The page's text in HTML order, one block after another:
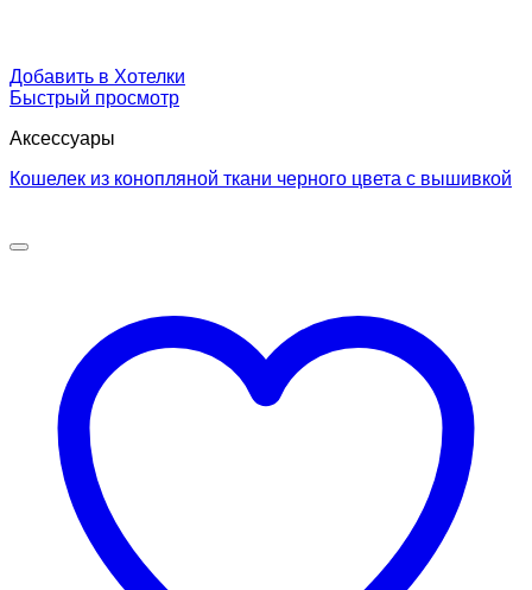
Добавить в Хотелки
Быстрый просмотр
Аксессуары
Кошелек из конопляной ткани черного цвета с вышивкой